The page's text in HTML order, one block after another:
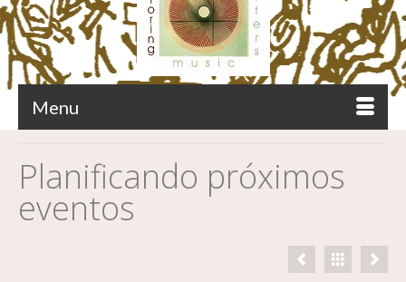
Menu
Planificando próximos
eventos